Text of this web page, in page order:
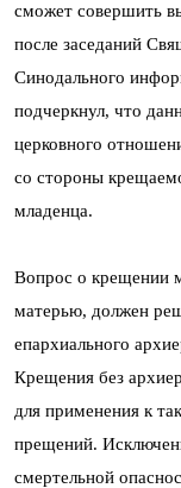
сможет совершить
после заседаний
Синодального
подчеркнул, что
церковного
со стороны
младенца.
Вопрос о крещении
матерью, должен
епархиального
Крещения без
для применения к
прещений.
смертельной